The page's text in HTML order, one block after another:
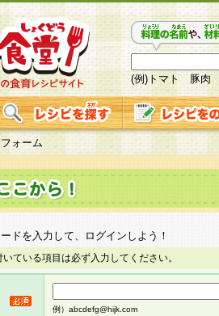
(例)トマト 豚肉
ォーム
ドを入力して、ログインしよう！
いている項目は必ず入力してください。
例）abcdefg@hijk.com